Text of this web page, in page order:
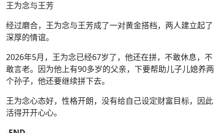
王为念与王芳
经过磨合，王为念与王芳成了一对黄金搭档，两人建立起了
深厚的情谊。
2026年5月，王为念已经67岁了，他还在拼，不敢休息，不
敢言老。因为他上有90多岁的父亲，下要帮助儿子儿媳养两
个孙子，他还要继续拼下去。
王为念心态好，性格开朗，没有给自己设定财富目标，因此
活得开开心心。